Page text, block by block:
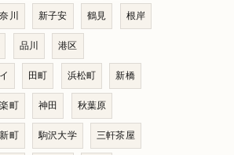
川 新子安 鶴見 根岸
品川 港区
田町 浜松町 新橋
町 神田 秋葉原
町 駒沢大学 三軒茶屋